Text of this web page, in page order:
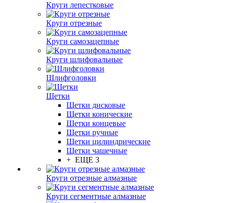
Круги лепестковые
Круги отрезные
Круги самозацепные
Круги шлифовальные
Шлифголовки
Щетки
Щетки дисковые
Щетки конические
Щетки концевые
Щетки ручные
Щетки цилиндрические
Щетки чашечные
+ ЕЩЕ 3
Круги отрезные алмазные
Круги сегментные алмазные